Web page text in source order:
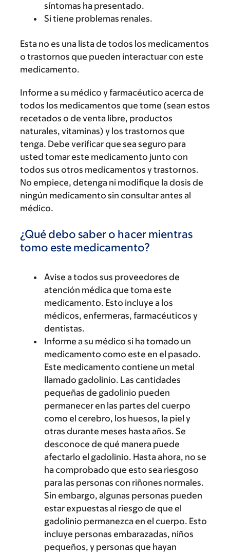
síntomas ha presentado.
Si tiene problemas renales.
Esta no es una lista de todos los medicamentos
o trastornos que pueden interactuar con este
medicamento.
Informe a su médico y farmacéutico acerca de
todos los medicamentos que tome (sean estos
recetados o de venta libre, productos
naturales, vitaminas) y los trastornos que
tenga. Debe verificar que sea seguro para
usted tomar este medicamento junto con
todos sus otros medicamentos y trastornos.
No empiece, detenga ni modifique la dosis de
ningún medicamento sin consultar antes al
médico.
¿Qué debo saber o hacer mientras
tomo este medicamento?
Avise a todos sus proveedores de
atención médica que toma este
medicamento. Esto incluye a los
médicos, enfermeras, farmacéuticos y
dentistas.
Informe a su médico si ha tomado un
medicamento como este en el pasado.
Este medicamento contiene un metal
llamado gadolinio. Las cantidades
pequeñas de gadolinio pueden
permanecer en las partes del cuerpo
como el cerebro, los huesos, la piel y
otras durante meses hasta años. Se
desconoce de qué manera puede
afectarlo el gadolinio. Hasta ahora, no se
ha comprobado que esto sea riesgoso
para las personas con riñones normales.
Sin embargo, algunas personas pueden
estar expuestas al riesgo de que el
gadolinio permanezca en el cuerpo. Esto
incluye personas embarazadas, niños
pequeños, y personas que hayan